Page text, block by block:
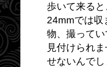
歩いて来る
24mmでは収
物、撮って
見付けられ
せないんでし